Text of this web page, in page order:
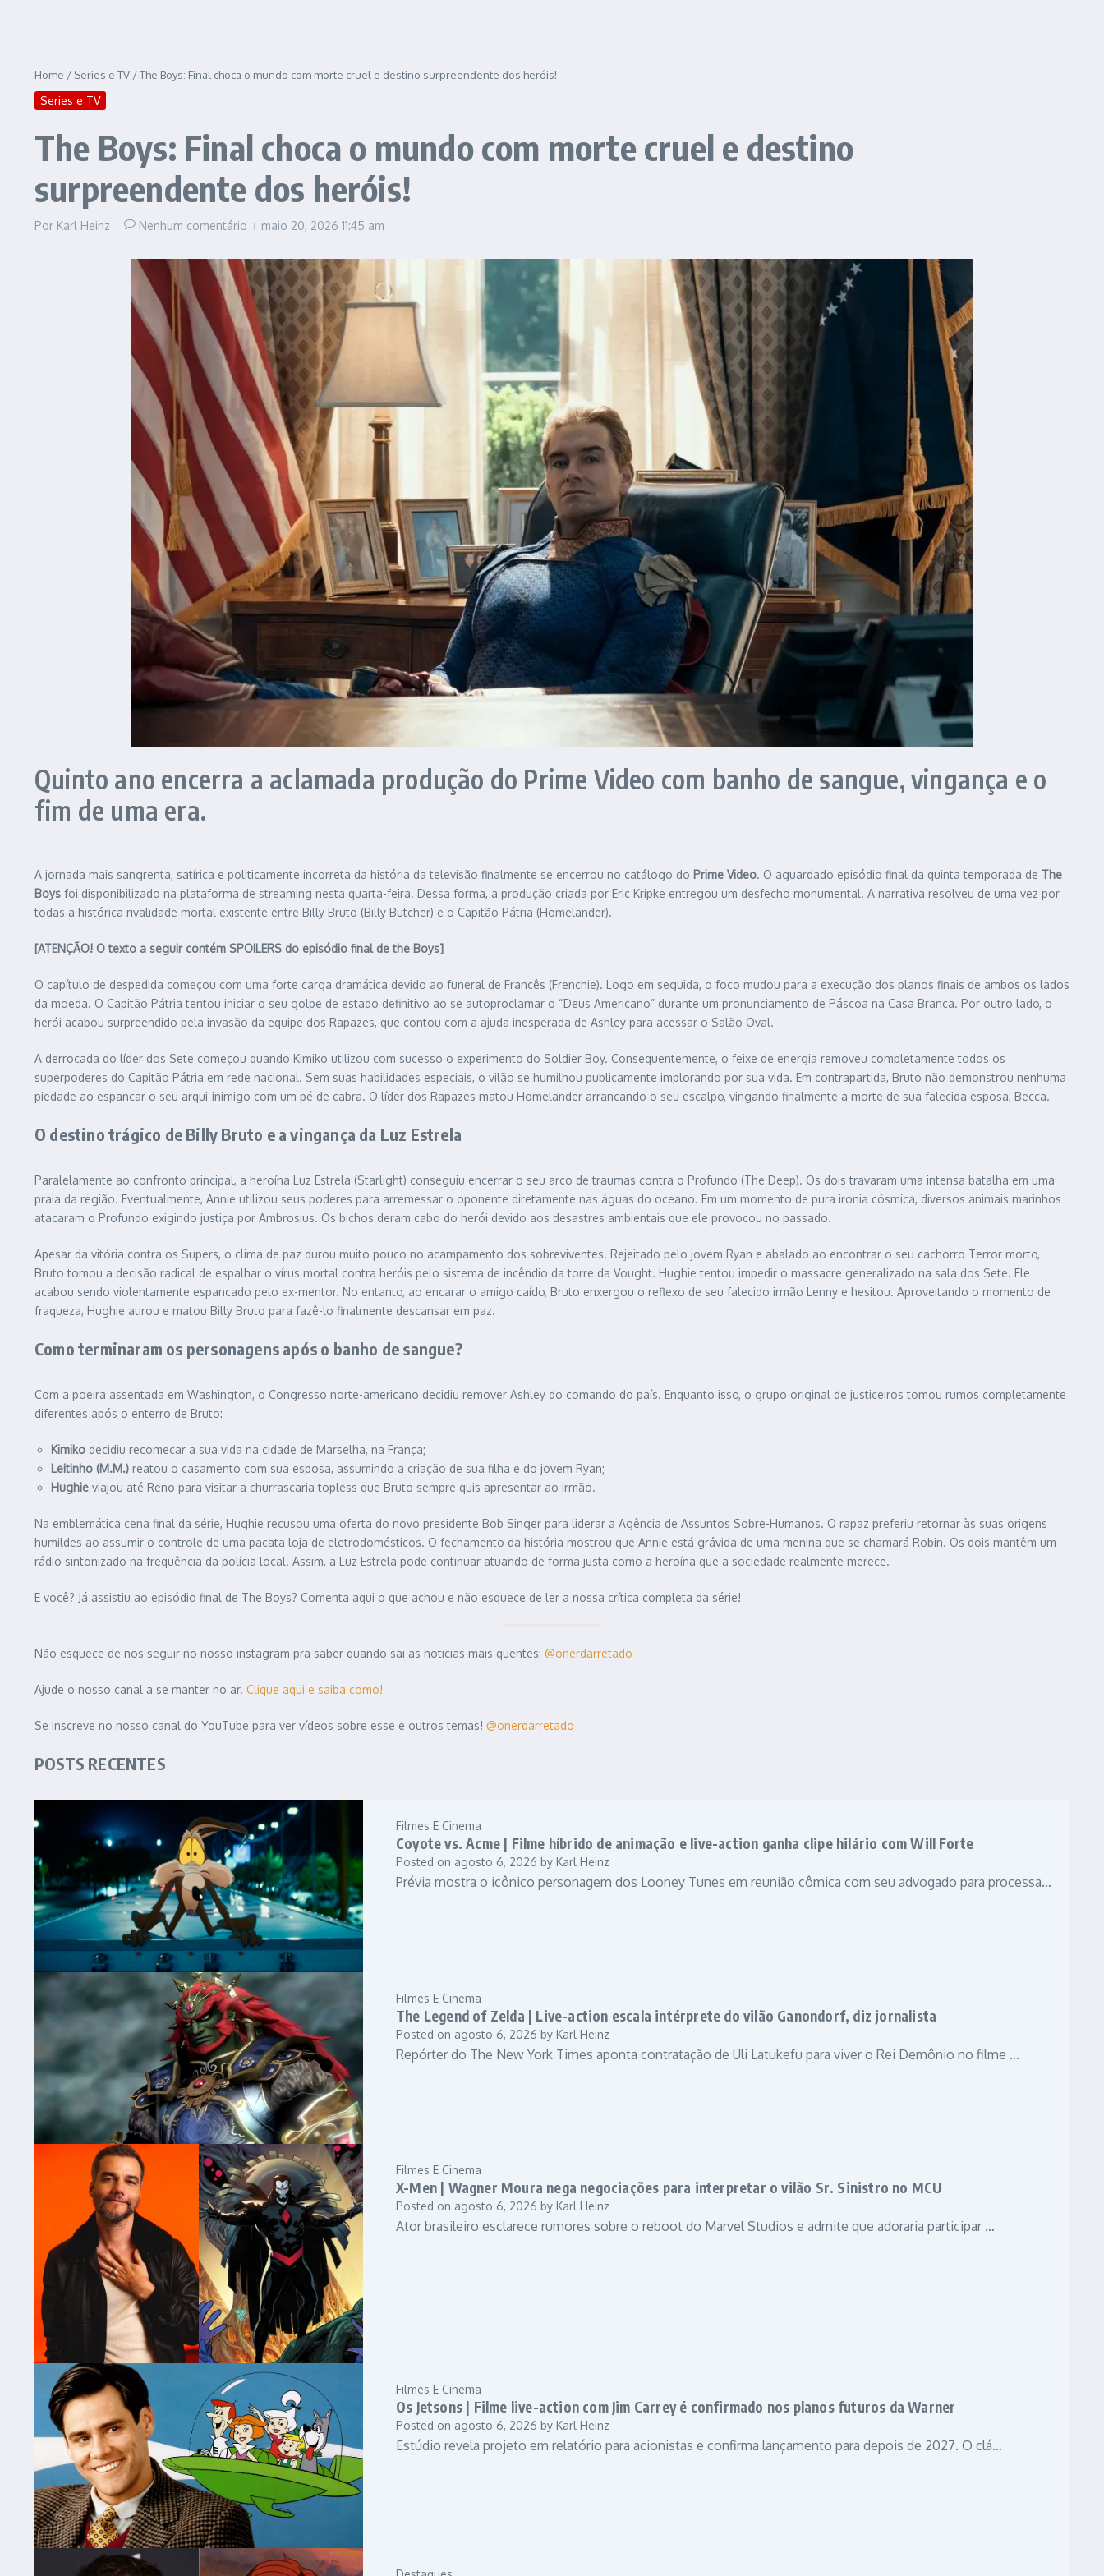
Home / Series e TV /The Boys: Final choca o mundo com morte cruel e destino surpreendente dos heróis!
Series e TV
The Boys: Final choca o mundo com morte cruel e destino
surpreendente dos heróis!
Por Karl Heinz Nenhum comentário maio 20, 2026 11:45 am
Quinto ano encerra a aclamada produção do Prime Video com banho de sangue, vingança e o
fim de uma era.
A jornada mais sangrenta, satírica e politicamente incorreta da história da televisão finalmente se encerrou no catálogo do Prime Video. O aguardado episódio final da quinta temporada de The
Boys foi disponibilizado na plataforma de streaming nesta quarta-feira. Dessa forma, a produção criada por Eric Kripke entregou um desfecho monumental. A narrativa resolveu de uma vez por
todas a histórica rivalidade mortal existente entre Billy Bruto (Billy Butcher) e o Capitão Pátria (Homelander).
[ATENÇÃO! O texto a seguir contém SPOILERS do episódio final de the Boys]
O capítulo de despedida começou com uma forte carga dramática devido ao funeral de Francês (Frenchie). Logo em seguida, o foco mudou para a execução dos planos finais de ambos os lados
da moeda. O Capitão Pátria tentou iniciar o seu golpe de estado definitivo ao se autoproclamar o “Deus Americano” durante um pronunciamento de Páscoa na Casa Branca. Por outro lado, o
herói acabou surpreendido pela invasão da equipe dos Rapazes, que contou com a ajuda inesperada de Ashley para acessar o Salão Oval.
A derrocada do líder dos Sete começou quando Kimiko utilizou com sucesso o experimento do Soldier Boy. Consequentemente, o feixe de energia removeu completamente todos os
superpoderes do Capitão Pátria em rede nacional. Sem suas habilidades especiais, o vilão se humilhou publicamente implorando por sua vida. Em contrapartida, Bruto não demonstrou nenhuma
piedade ao espancar o seu arqui-inimigo com um pé de cabra. O líder dos Rapazes matou Homelander arrancando o seu escalpo, vingando finalmente a morte de sua falecida esposa, Becca.
O destino trágico de Billy Bruto e a vingança da Luz Estrela
Paralelamente ao confronto principal, a heroína Luz Estrela (Starlight) conseguiu encerrar o seu arco de traumas contra o Profundo (The Deep). Os dois travaram uma intensa batalha em uma
praia da região. Eventualmente, Annie utilizou seus poderes para arremessar o oponente diretamente nas águas do oceano. Em um momento de pura ironia cósmica, diversos animais marinhos
atacaram o Profundo exigindo justiça por Ambrosius. Os bichos deram cabo do herói devido aos desastres ambientais que ele provocou no passado.
Apesar da vitória contra os Supers, o clima de paz durou muito pouco no acampamento dos sobreviventes. Rejeitado pelo jovem Ryan e abalado ao encontrar o seu cachorro Terror morto,
Bruto tomou a decisão radical de espalhar o vírus mortal contra heróis pelo sistema de incêndio da torre da Vought. Hughie tentou impedir o massacre generalizado na sala dos Sete. Ele
acabou sendo violentamente espancado pelo ex-mentor. No entanto, ao encarar o amigo caído, Bruto enxergou o reflexo de seu falecido irmão Lenny e hesitou. Aproveitando o momento de
fraqueza, Hughie atirou e matou Billy Bruto para fazê-lo finalmente descansar em paz.
Como terminaram os personagens após o banho de sangue?
Com a poeira assentada em Washington, o Congresso norte-americano decidiu remover Ashley do comando do país. Enquanto isso, o grupo original de justiceiros tomou rumos completamente
diferentes após o enterro de Bruto:
Kimiko decidiu recomeçar a sua vida na cidade de Marselha, na França;
Leitinho (M.M.) reatou o casamento com sua esposa, assumindo a criação de sua filha e do jovem Ryan;
Hughie viajou até Reno para visitar a churrascaria topless que Bruto sempre quis apresentar ao irmão.
Na emblemática cena final da série, Hughie recusou uma oferta do novo presidente Bob Singer para liderar a Agência de Assuntos Sobre-Humanos. O rapaz preferiu retornar às suas origens
humildes ao assumir o controle de uma pacata loja de eletrodomésticos. O fechamento da história mostrou que Annie está grávida de uma menina que se chamará Robin. Os dois mantêm um
rádio sintonizado na frequência da polícia local. Assim, a Luz Estrela pode continuar atuando de forma justa como a heroína que a sociedade realmente merece.
E você? Já assistiu ao episódio final de The Boys? Comenta aqui o que achou e não esquece de ler a nossa crítica completa da série!
Não esquece de nos seguir no nosso instagram pra saber quando sai as noticias mais quentes: @onerdarretado
Ajude o nosso canal a se manter no ar. Clique aqui e saiba como!
Se inscreve no nosso canal do YouTube para ver vídeos sobre esse e outros temas! @onerdarretado
POSTS RECENTES
Filmes E Cinema
Coyote vs. Acme | Filme híbrido de animação e live-action ganha clipe hilário com Will Forte
Posted on agosto 6, 2026 by Karl Heinz
Prévia mostra o icônico personagem dos Looney Tunes em reunião cômica com seu advogado para processa…
Filmes E Cinema
The Legend of Zelda | Live-action escala intérprete do vilão Ganondorf, diz jornalista
Posted on agosto 6, 2026 by Karl Heinz
Repórter do The New York Times aponta contratação de Uli Latukefu para viver o Rei Demônio no filme …
Filmes E Cinema
X-Men | Wagner Moura nega negociações para interpretar o vilão Sr. Sinistro no MCU
Posted on agosto 6, 2026 by Karl Heinz
Ator brasileiro esclarece rumores sobre o reboot do Marvel Studios e admite que adoraria participar …
Filmes E Cinema
Os Jetsons | Filme live-action com Jim Carrey é confirmado nos planos futuros da Warner
Posted on agosto 6, 2026 by Karl Heinz
Estúdio revela projeto em relatório para acionistas e confirma lançamento para depois de 2027. O clá…